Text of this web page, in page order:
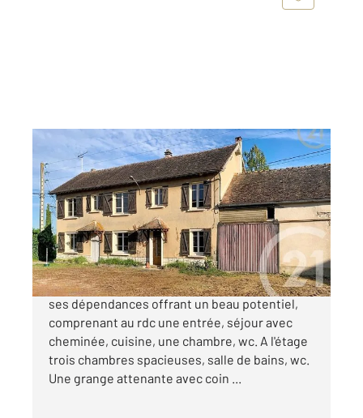
VILLEMER 77
129,57 m2, 5 pièces
Ref : 21682
Maison à vendre
190 000 €
Située à VILLEMER, Maison d'habitation avec
ses dépendances offrant un beau potentiel,
comprenant au rdc une entrée, séjour avec
cheminée, cuisine, une chambre, wc. A l'étage
trois chambres spacieuses, salle de bains, wc.
Une grange attenante avec coin ...